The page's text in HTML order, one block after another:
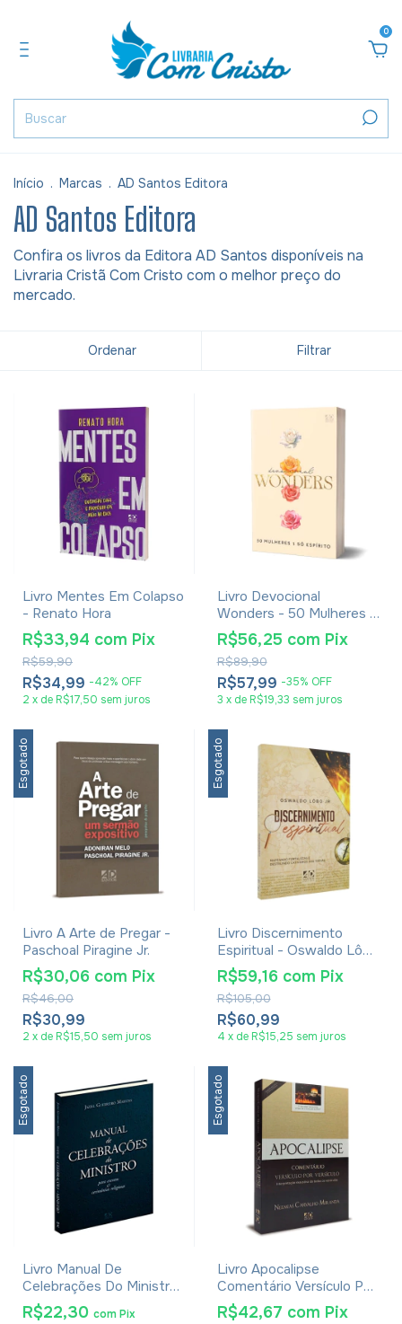
0
Início . Marcas . AD Santos Editora
AD Santos Editora
Confira os livros da Editora AD Santos disponíveis na
Livraria Cristã Com Cristo com o melhor preço do
mercado.
Ordenar Filtrar
Livro Mentes Em Colapso
- Renato Hora
R$34,99 -42% OFF
R$59,90
R$33,94 com Pix
2 x de R$17,50 sem juros
Livro Devocional
Wonders - 50 Mulheres 1
só Espírito
R$57,99 -35% OFF
R$89,90
R$56,25 com Pix
3 x de R$19,33 sem juros
Esgotado
Livro A Arte de Pregar -
Paschoal Piragine Jr.
R$30,99
R$46,00
R$30,06 com Pix
2 x de R$15,50 sem juros
Esgotado
Livro Discernimento
Espiritual - Oswaldo Lôbo
Jr
R$60,99
R$105,00
R$59,16 com Pix
4 x de R$15,25 sem juros
Esgotado
Livro Manual De
Celebrações Do Ministro
- Jaziel Guerreiro Martins
R$22,30 comPix
Esgotado
Livro Apocalipse
Comentário Versículo Por
Versículo
R$42,67 com Pix